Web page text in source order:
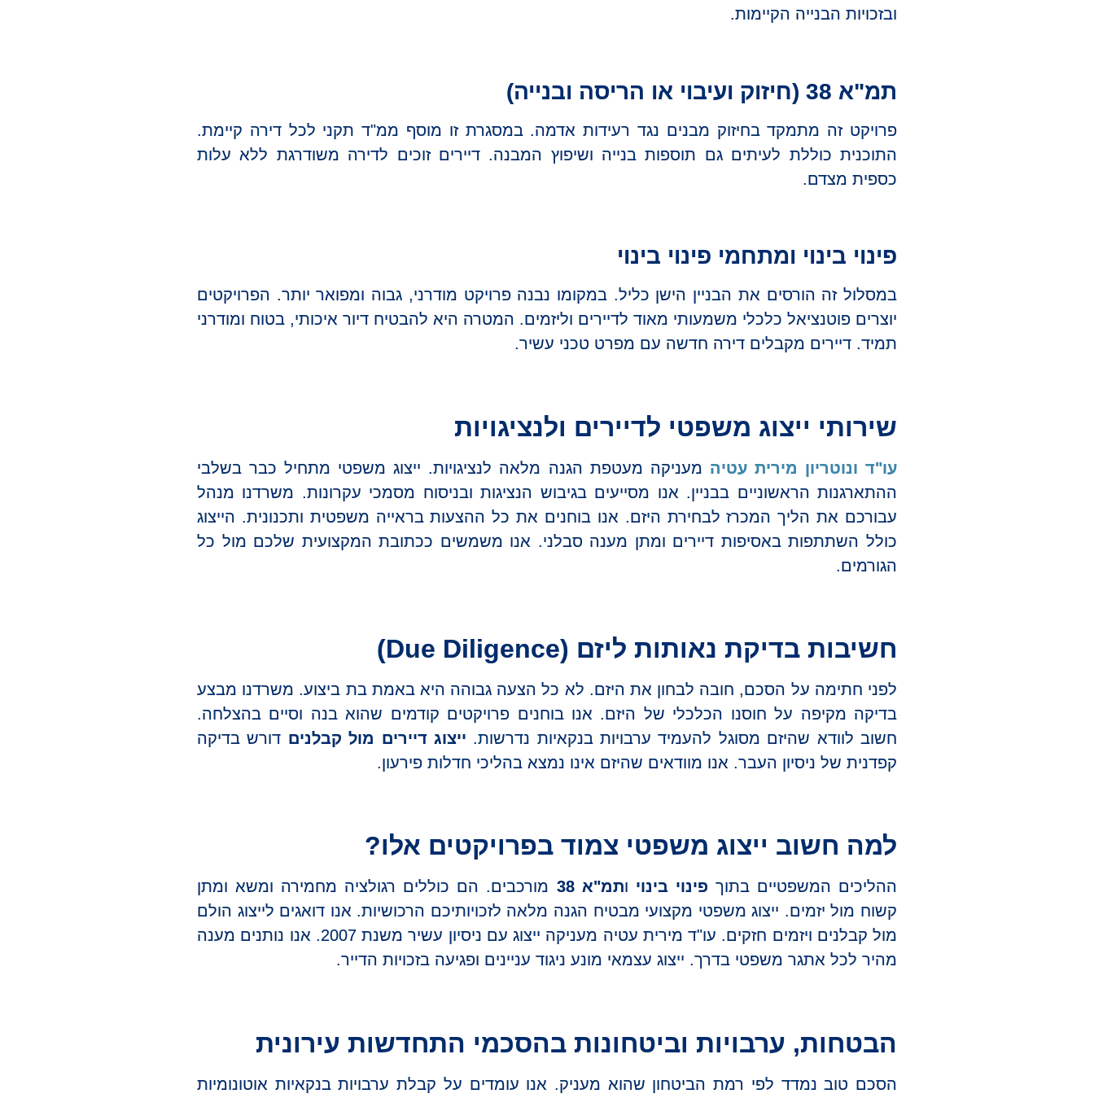
ובזכויות הבנייה הקיימות.
תמ"א 38 (חיזוק ועיבוי או הריסה ובנייה)
פרויקט זה מתמקד בחיזוק מבנים נגד רעידות אדמה. במסגרת זו מוסף ממ"ד תקני לכל דירה קיימת.
התוכנית כוללת לעיתים גם תוספות בנייה ושיפוץ המבנה. דיירים זוכים לדירה משודרגת ללא עלות
כספית מצדם.
פינוי בינוי ומתחמי פינוי בינוי
במסלול זה הורסים את הבניין הישן כליל. במקומו נבנה פרויקט מודרני, גבוה ומפואר יותר. הפרויקטים
יוצרים פוטנציאל כלכלי משמעותי מאוד לדיירים וליזמים. המטרה היא להבטיח דיור איכותי, בטוח ומודרני
תמיד. דיירים מקבלים דירה חדשה עם מפרט טכני עשיר.
שירותי ייצוג משפטי לדיירים ולנציגויות
עו"ד ונוטריון מירית עטיה מעניקה מעטפת הגנה מלאה לנציגויות. ייצוג משפטי מתחיל כבר בשלבי
ההתארגנות הראשוניים בבניין. אנו מסייעים בגיבוש הנציגות ובניסוח מסמכי עקרונות. משרדנו מנהל
עבורכם את הליך המכרז לבחירת היזם. אנו בוחנים את כל ההצעות בראייה משפטית ותכנונית. הייצוג
כולל השתתפות באסיפות דיירים ומתן מענה סבלני. אנו משמשים ככתובת המקצועית שלכם מול כל
הגורמים.
חשיבות בדיקת נאותות ליזם (Due Diligence)
לפני חתימה על הסכם, חובה לבחון את היזם. לא כל הצעה גבוהה היא באמת בת ביצוע. משרדנו מבצע
בדיקה מקיפה על חוסנו הכלכלי של היזם. אנו בוחנים פרויקטים קודמים שהוא בנה וסיים בהצלחה.
חשוב לוודא שהיזם מסוגל להעמיד ערבויות בנקאיות נדרשות. ייצוג דיירים מול קבלנים דורש בדיקה
קפדנית של ניסיון העבר. אנו מוודאים שהיזם אינו נמצא בהליכי חדלות פירעון.
למה חשוב ייצוג משפטי צמוד בפרויקטים אלו?
ההליכים המשפטיים בתוך פינוי בינוי ותמ"א 38
מורכבים. הם כוללים רגולציה מחמירה ומשא ומתן
קשוח מול יזמים. ייצוג משפטי מקצועי מבטיח הגנה מלאה לזכויותיכם הרכושיות. אנו דואגים לייצוג הולם
מול קבלנים ויזמים חזקים. עו"ד מירית עטיה מעניקה ייצוג עם ניסיון עשיר משנת 2007. אנו נותנים מענה
מהיר לכל אתגר משפטי בדרך. ייצוג עצמאי מונע ניגוד עניינים ופגיעה בזכויות הדייר.
הבטחות, ערבויות וביטחונות בהסכמי התחדשות עירונית
הסכם טוב נמדד לפי רמת הביטחון שהוא מעניק. אנו עומדים על קבלת ערבויות בנקאיות אוטונומיות